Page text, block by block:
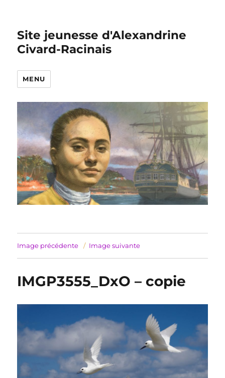
Site jeunesse d'Alexandrine
Civard-Racinais
MENU
Image précédente Image suivante
IMGP3555_DxO – copie